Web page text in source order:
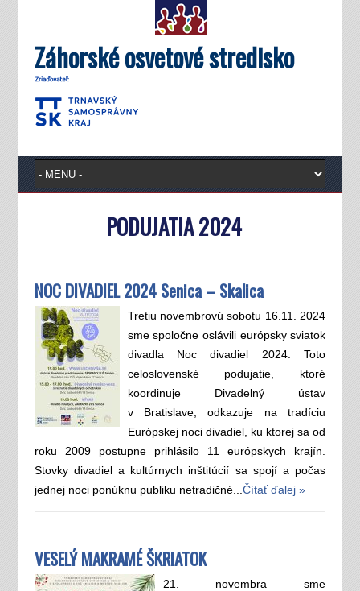
Záhorské osvetové stredisko
PODUJATIA 2024
NOC DIVADIEL 2024 Senica – Skalica
Tretiu novembrovú sobotu 16.11. 2024
sme spoločne oslávili európsky sviatok
divadla Noc divadiel 2024. Toto
celoslovenské podujatie, ktoré
koordinuje Divadelný ústav
v Bratislave, odkazuje na tradíciu
Európskej noci divadiel, ku ktorej sa od
roku 2009 postupne prihlásilo 11 európskych krajín.
Stovky divadiel a kultúrnych inštitúcií sa spojí a počas
jednej noci ponúknu publiku netradičné... Čítať ďalej »
VESELÝ MAKRAMÉ ŠKRIATOK
21. novembra sme